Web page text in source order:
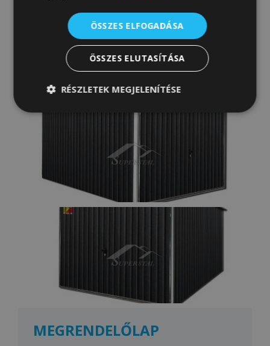
MEGRENDELŐLAP
ÖSSZES ELFOGADÁSA
ÖSSZES ELUTASÍTÁSA
RÉSZLETEK MEGJELENÍTÉSE